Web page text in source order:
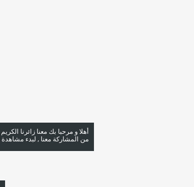
أهلا و مرحبا بك معنا زائرنا
من المشاركة معنا , لبدء مشاهدة